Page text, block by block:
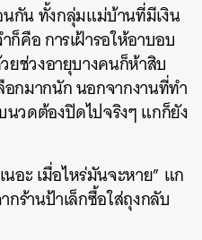
กัน ทั้งกลุ่มแม่บ้านที่มีเงิน
ก็คือ การเฝ้ารอให้อาบอบ
ยช่วงอายุบางคนก็ห้าสิบ
กมากนัก นอกจากงานที่ทำ
วดต้องปิดไปจริงๆ แกก็ยัง
นอะ เมื่อไหร่มันจะหาย” แก
กร้านป้าเล็กซื้อใส่ถุงกลับ